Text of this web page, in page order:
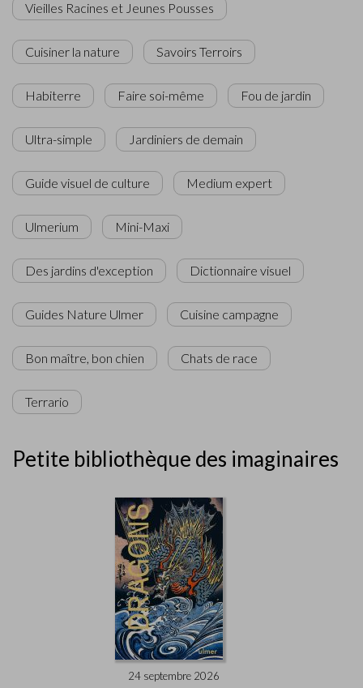
Vieilles Racines et Jeunes Pousses
Cuisiner la nature Savoirs Terroirs
Habiterre Faire soi-même Fou de jardin
Ultra-simple Jardiniers de demain
Guide visuel de culture Medium expert
Ulmerium Mini-Maxi
Des jardins d'exception Dictionnaire visuel
Guides Nature Ulmer Cuisine campagne
Bon maître, bon chien Chats de race
Terrario
Petite bibliothèque des imaginaires
24 septembre 2026